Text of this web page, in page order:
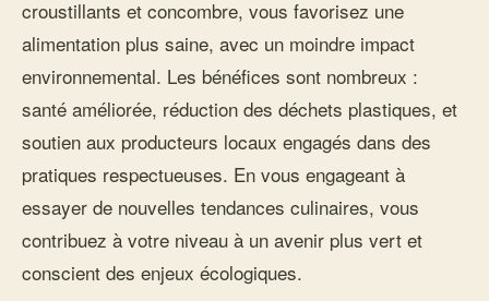
croustillants et concombre, vous favorisez une
alimentation plus saine, avec un moindre impact
environnemental. Les bénéfices sont nombreux :
santé améliorée, réduction des déchets plastiques, et
soutien aux producteurs locaux engagés dans des
pratiques respectueuses. En vous engageant à
essayer de nouvelles tendances culinaires, vous
contribuez à votre niveau à un avenir plus vert et
conscient des enjeux écologiques.